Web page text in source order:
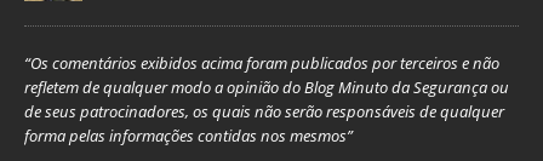
“Os comentários exibidos acima foram publicados por terceiros e não
refletem de qualquer modo a opinião do Blog Minuto da Segurança ou
de seus patrocinadores, os quais não serão responsáveis de qualquer
forma pelas informações contidas nos mesmos”